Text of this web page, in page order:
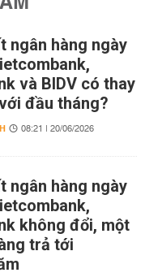
ngân hàng ngày
và BIDV có thay
đầu tháng?
08:21 | 20/06/2026
ngân hàng ngày
không đổi, một
trả tới